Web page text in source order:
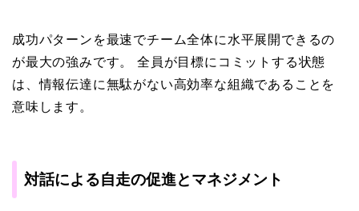
成功パターンを最速でチーム全体に水平展開できるの
が最大の強みです。 全員が目標にコミットする状態
は、情報伝達に無駄がない高効率な組織であることを
意味します。
対話による自走の促進とマネジメント